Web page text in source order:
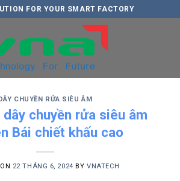
FOR YOUR SMART FACTORY
CHUYỀN RỬA SIÊU ÂM
dây chuyền rửa siêu âm
Bái chiết khấu cao
22 THÁNG 6, 2024 BY VNATECH